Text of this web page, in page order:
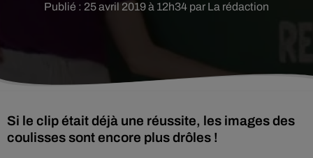
Publié : 25 avril 2019 à 12h34 par La rédaction
Si le clip était déjà une réussite, les images des
coulisses sont encore plus drôles !